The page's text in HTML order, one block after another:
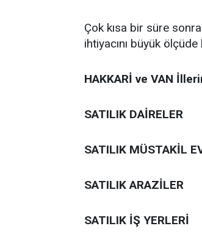
Çok kısa bir süre
ihtiyacını büyük ölçüde
HAKKARİ ve VAN
SATILIK DAİRELER
SATILIK MÜSTAKİL
SATILIK ARAZİLER
SATILIK İŞ YERLERİ